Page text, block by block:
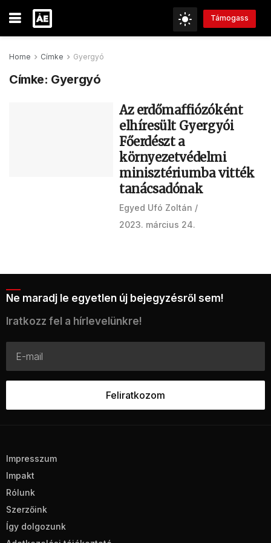
Támogass
Home Címke Gyergyó
Címke: Gyergyó
Az erdőmaffiózóként
elhíresült Gyergyói
Főerdészt a
környezetvédelmi
minisztériumba vitték
tanácsadónak
Egyed Ufó Zoltán
2023. március 24.
Ne maradj le egyetlen új bejegyzésről sem!
Iratkozz fel a hírlevelünkre!
Impresszum
Impakt
Rólunk
Szerzőink
Így dolgozunk